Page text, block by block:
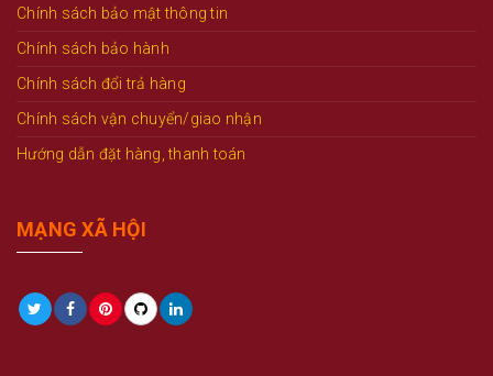
Chính sách bảo mật thông tin
Chính sách bảo hành
Chính sách đổi trả hàng
Chính sách vận chuyển/giao nhận
Hướng dẫn đặt hàng, thanh toán
MẠNG XÃ HỘI